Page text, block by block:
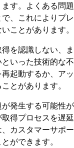
す。よくある問題
、これによりプレ
ことがあります。
を認識しない、ま
いった技術的な不
起動するか、アッ
とがあります。
発生する可能性が
得プロセスを遅延
カスタマーサポー
ができます。